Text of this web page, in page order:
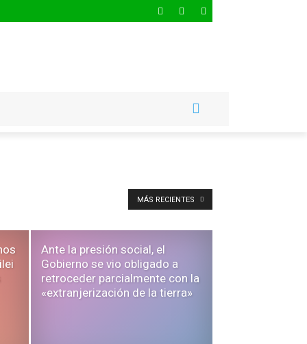
MÁS RECIENTES
Ante la presión social, el
Gobierno se vio obligado a
retroceder parcialmente con la
«extranjerización de la tierra»